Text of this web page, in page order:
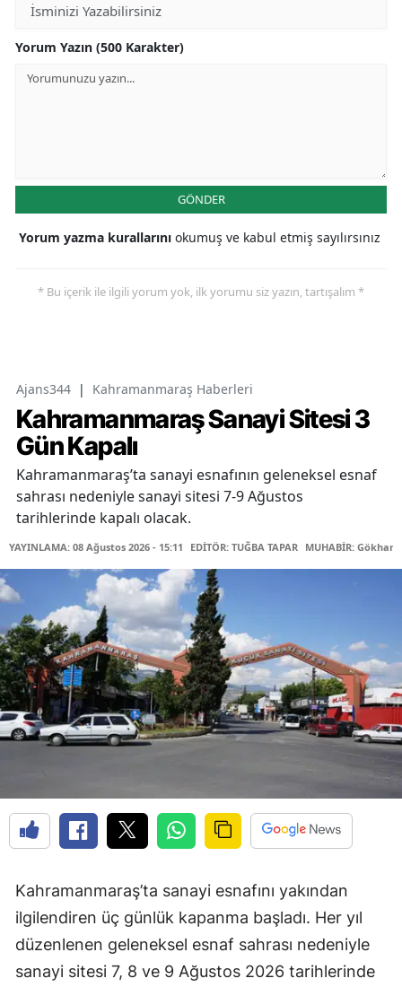
Yorum Yazın (500 Karakter)
GÖNDER
Yorum yazma kurallarını okumuş ve kabul etmiş sayılırsınız
* Bu içerik ile ilgili yorum yok, ilk yorumu siz yazın, tartışalım *
Ajans344 | Kahramanmaraş Haberleri
Kahramanmaraş Sanayi Sitesi 3
Gün Kapalı
Kahramanmaraş’ta sanayi esnafının geleneksel esnaf
sahrası nedeniyle sanayi sitesi 7-9 Ağustos
tarihlerinde kapalı olacak.
YAYINLAMA: 08 Ağustos 2026 - 15:11 EDİTÖR: TUĞBA TAPAR MUHABİR: Gökhan
Kahramanmaraş’ta sanayi esnafını yakından
ilgilendiren üç günlük kapanma başladı. Her yıl
düzenlenen geleneksel esnaf sahrası nedeniyle
sanayi sitesi 7, 8 ve 9 Ağustos 2026 tarihlerinde